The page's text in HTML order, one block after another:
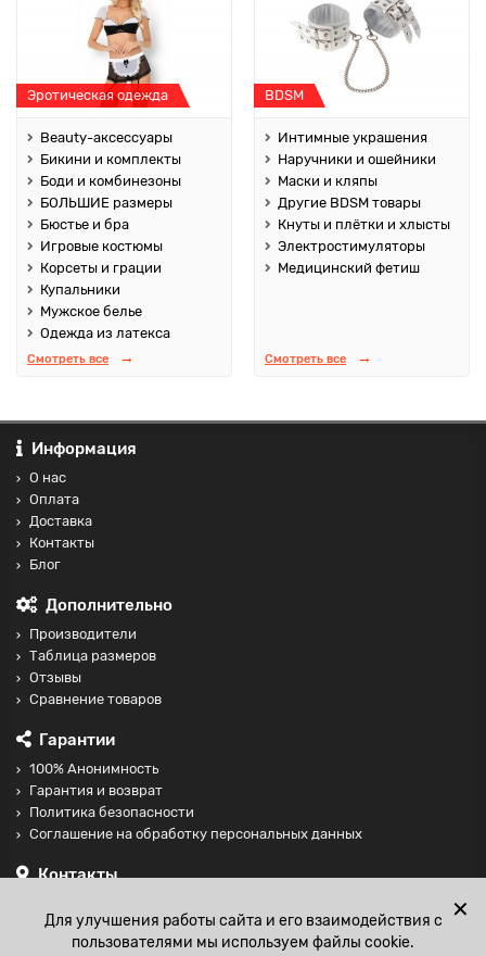
Эротическая одежда
Beauty-аксессуары
Бикини и комплекты
Боди и комбинезоны
БОЛЬШИЕ размеры
Бюстье и бра
Игровые костюмы
Корсеты и грации
Купальники
Мужское белье
Одежда из латекса
Смотреть все
BDSM
Интимные украшения
Наручники и ошейники
Маски и кляпы
Другие BDSM товары
Кнуты и плётки и хлысты
Электростимуляторы
Медицинский фетиш
Смотреть все
Информация
О нас
Оплата
Доставка
Контакты
Блог
Дополнительно
Производители
Таблица размеров
Отзывы
Сравнение товаров
Гарантии
100% Анонимность
Гарантия и возврат
Политика безопасности
Соглашение на обработку персональных данных
Контакты
sales@fisting-shop.ru
✕
Для улучшения работы сайта и его взаимодействия с
пользователями мы используем файлы cookie.